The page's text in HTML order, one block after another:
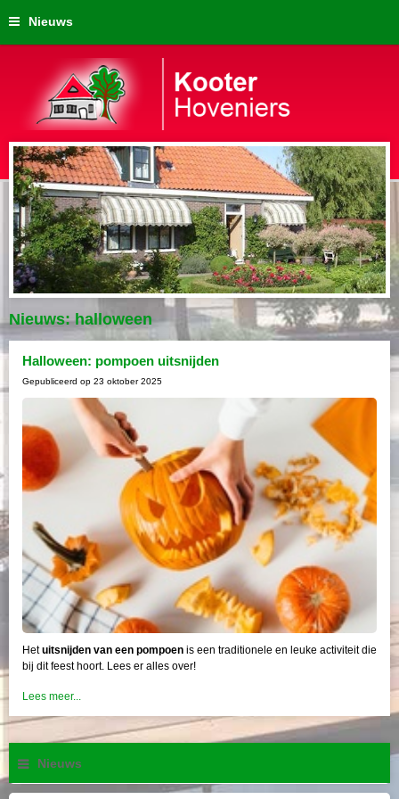
Nieuws
Nieuws: halloween
Halloween: pompoen uitsnijden
Gepubliceerd op 23 oktober 2025
Hetuitsnijden van een pompoen is een traditionele en leuke activiteit die
bij dit feest hoort. Lees er alles over!
Lees meer...
Nieuws